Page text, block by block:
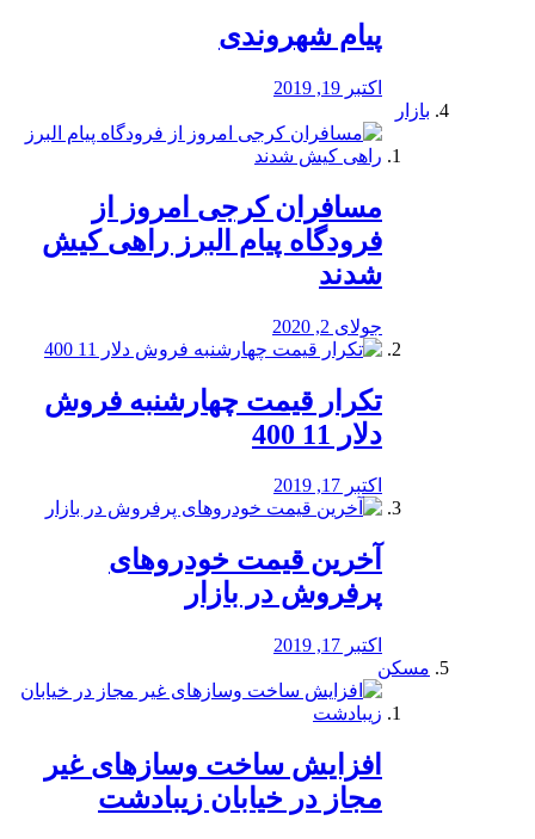
پیام شهروندی
اکتبر 19, 2019
بازار
مسافران کرجی امروز از
فرودگاه پیام البرز راهی کیش
شدند
جولای 2, 2020
تکرار قیمت چهارشنبه فروش
دلار 11 400
اکتبر 17, 2019
آخرین قیمت خودرو‌های
پرفروش در بازار
اکتبر 17, 2019
مسکن
افزایش ساخت وسازهای غیر
مجاز در خیابان زیبادشت